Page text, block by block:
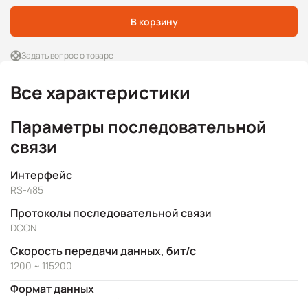
В корзину
Задать вопрос о товаре
Все характеристики
Параметры последовательной
связи
Интерфейс
RS-485
Протоколы последовательной связи
DCON
Скорость передачи данных, бит/с
1200 ~ 115200
Формат данных